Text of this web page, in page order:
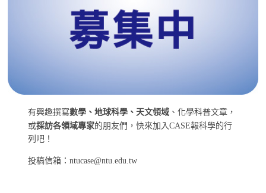
有興趣撰寫數學、地球科學、天文領域 、化學科普文章，
或採訪各領域專家的朋友們，快來加入CASE報科學的行
列吧！
投稿信箱：ntucase@ntu.edu.tw